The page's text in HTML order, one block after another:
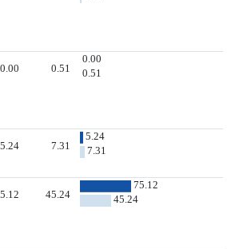
0.00 0.51
0.00
0.51
5.24 7.31
5.24
7.31
45.24
75.12
45.24